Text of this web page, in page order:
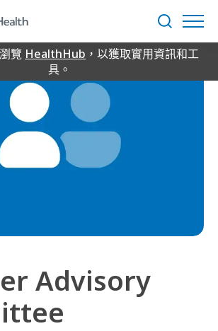
搜
尋
覽 HealthHub ，以獲取實用資訊和工
具。
Advisory